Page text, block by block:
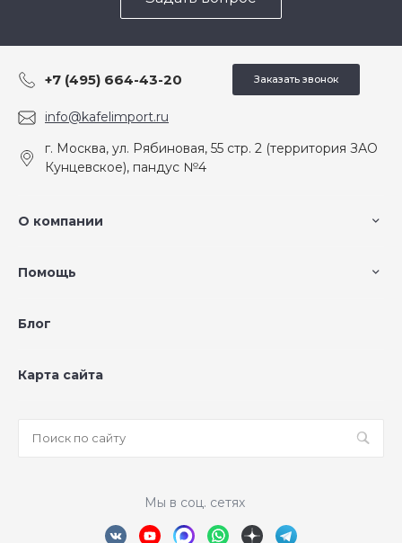
+7 (495) 664-43-20 Заказать звонок
info@kafelimport.ru
г. Москва, ул. Рябиновая, 55 стр. 2 (территория ЗАО
Кунцевское), пандус №4
О компании
Помощь
Блог
Карта сайта
Мы в соц. сетях